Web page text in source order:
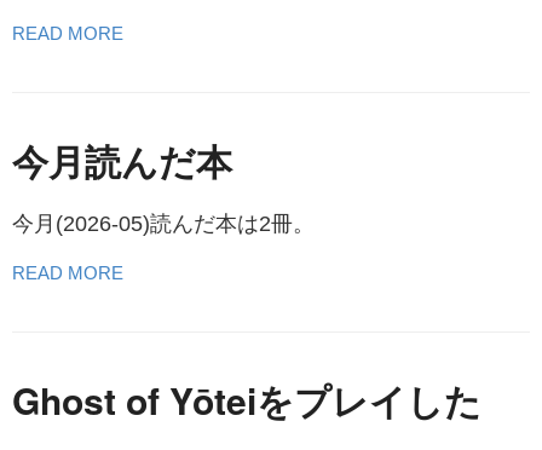
READ MORE
今月読んだ本
今月(2026-05)読んだ本は2冊。
READ MORE
Ghost of Yōteiをプレイした